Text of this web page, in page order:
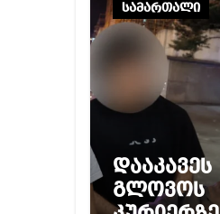
სამართალი
დააკავეს
გლოვოს